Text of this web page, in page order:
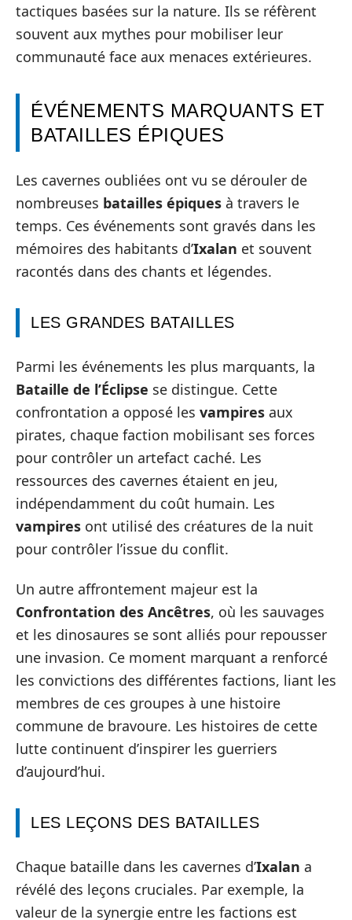
tactiques basées sur la nature. Ils se réfèrent
souvent aux mythes pour mobiliser leur
communauté face aux menaces extérieures.
ÉVÉNEMENTS MARQUANTS ET
BATAILLES ÉPIQUES
Les cavernes oubliées ont vu se dérouler de
nombreuses batailles épiques à travers le
temps. Ces événements sont gravés dans les
mémoires des habitants d’Ixalan et souvent
racontés dans des chants et légendes.
LES GRANDES BATAILLES
Parmi les événements les plus marquants, la
Bataille de l’Éclipse se distingue. Cette
confrontation a opposé les vampires aux
pirates, chaque faction mobilisant ses forces
pour contrôler un artefact caché. Les
ressources des cavernes étaient en jeu,
indépendamment du coût humain. Les
vampires ont utilisé des créatures de la nuit
pour contrôler l’issue du conflit.
Un autre affrontement majeur est la
Confrontation des Ancêtres, où les sauvages
et les dinosaures se sont alliés pour repousser
une invasion. Ce moment marquant a renforcé
les convictions des différentes factions, liant les
membres de ces groupes à une histoire
commune de bravoure. Les histoires de cette
lutte continuent d’inspirer les guerriers
d’aujourd’hui.
LES LEÇONS DES BATAILLES
Chaque bataille dans les cavernes d’Ixalan a
révélé des leçons cruciales. Par exemple, la
valeur de la synergie entre les factions est